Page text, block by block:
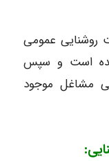
روشنایی عمومی
است و سپس
مشاغل موجود